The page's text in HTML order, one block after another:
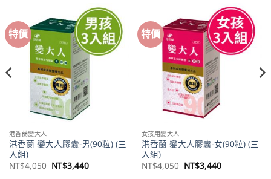
特價
港香蘭變大人
港香蘭 變大人膠囊-男(90粒) (三
入組)
NT$4,050 原
始
NT$3,440目
前
特價
女孩用變大人
港香蘭 變大人膠囊-女(90粒) (三
入組)
NT$4,050 原
始
NT$3,440目
前